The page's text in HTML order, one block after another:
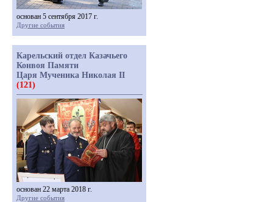
основан 5 сентября 2017 г.
Другие события
Карельский отдел Казачьего
Конвоя Памяти
Царя Мученика Николая II
(121)
основан 22 марта 2018 г.
Другие события